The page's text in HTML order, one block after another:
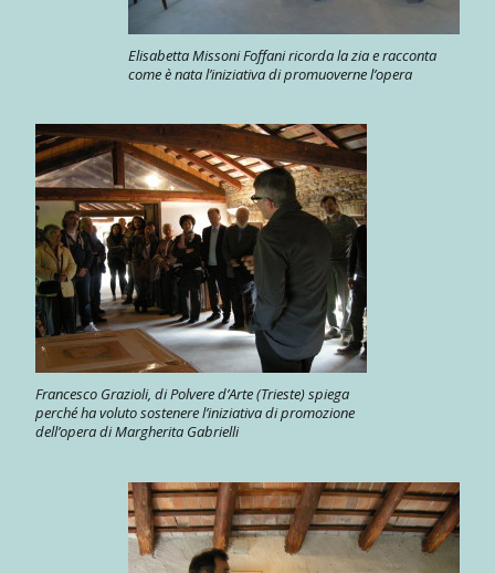
Elisabetta Missoni Foffani ricorda la zia e racconta
come è nata l’iniziativa di promuoverne l’opera
Francesco Grazioli, di Polvere d’Arte (Trieste) spiega
perché ha voluto sostenere l’iniziativa di promozione
dell’opera di Margherita Gabrielli